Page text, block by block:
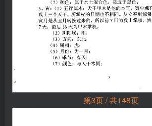
第3页 / 共148页